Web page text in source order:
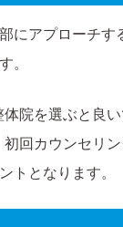
アプローチ
。
院を選ぶと良
回カウンセリ
トとなります。